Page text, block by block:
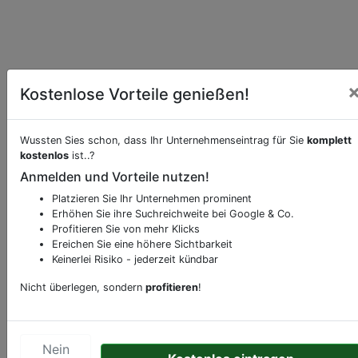
Möchten Sie eine Onlinebestellung vornehmen,
klicken Sie den folgenden Link.
Beschreibung & Services von Restaurant
oder andere relevante Informationen hinzufügen?
Sonderangebote odere besondere Services, die
Kostenlose Vorteile genießen!
Wussten Sies schon, dass Ihr Unternehmenseintrag für Sie komplett
kostenlos ist..?
Anmelden und Vorteile nutzen!
Platzieren Sie Ihr Unternehmen prominent
Erhöhen Sie ihre Suchreichweite bei Google & Co.
Profitieren Sie von mehr Klicks
Ereichen Sie eine höhere Sichtbarkeit
Keinerlei Risiko - jederzeit kündbar
Nicht überlegen, sondern profitieren!
Nein